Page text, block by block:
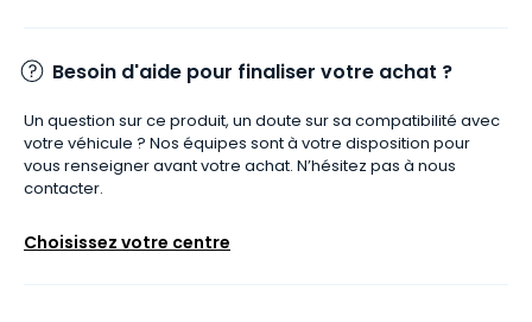
Besoin d'aide pour finaliser votre achat ?
Un question sur ce produit, un doute sur sa compatibilité avec
votre véhicule ? Nos équipes sont à votre disposition pour
vous renseigner avant votre achat. N’hésitez pas à nous
contacter.
Choisissez votre centre